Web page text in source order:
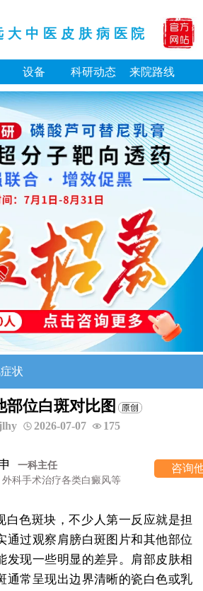
大中医皮肤病医院
设备 科研动态 来院路线
状
部位白斑对比图
2026-07-07 175
主任
术治疗各类白癜风等
咨询他
白色斑块，不少人第一反应就是担
通过观察肩膀白斑图片和其他部位
发现一些明显的差异。肩部皮肤相
通常呈现出边界清晰的瓷白色或乳